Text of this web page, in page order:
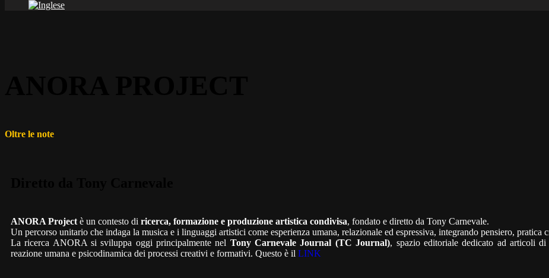
Oltre le note
ANORA Project è un contesto di ricerca, formazione e produzione artistica condivisa, fondato e diretto da Tony Carnevale.
Un percorso unitario che indaga la musica e i linguaggi artistici come esperienza umana, relazionale ed espressiva, integrando pensiero, pratica
La ricerca ANORA si sviluppa oggi principalmente nel Tony Carnevale Journal (TC Journal), spazio editoriale dedicato ad articoli
reazione umana e psicodinamica dei processi creativi e formativi. Questo è il LINK